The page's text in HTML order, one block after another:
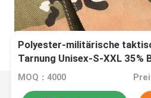
Polyester-militärische
Tarnung Unisex-S-XXL 35%
MOQ：4000